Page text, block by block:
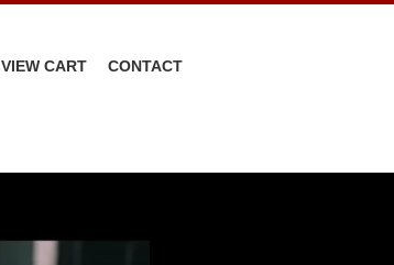
VIEW CART CONTACT